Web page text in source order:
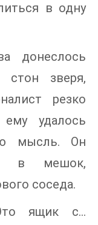
в одну
донеслось
зверя,
резко
удалось
мысль. Он
в мешок,
соседа.
ящик с…